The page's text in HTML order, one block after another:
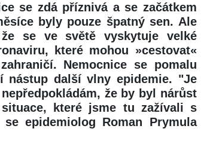
se zdá příznivá a se začátkem
byly pouze špatný sen. Ale
se ve světě vyskytuje velké
které mohou »cestovat«
Nemocnice se pomalu
nástup další vlny epidemie. "Je
že by byl nárůst
které jsme tu zažívali s
epidemiolog Roman Prymula